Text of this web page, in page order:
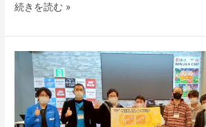
続きを読む »
NINJACUP
ぷ